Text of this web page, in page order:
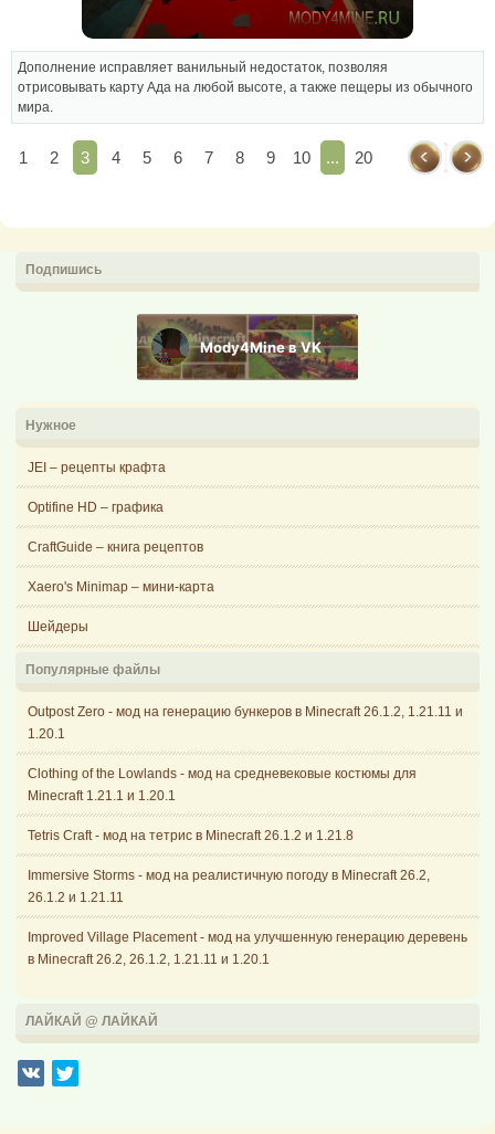
Дополнение исправляет ванильный недостаток, позволяя
отрисовывать карту Ада на любой высоте, а также пещеры из обычного
мира.
1 2 3 4 5 6 7 8 9 10 ... 20
Подпишись
Mody4Mine в VK
Нужное
JEI – рецепты крафта
Optifine HD – графика
CraftGuide – книга рецептов
Xaero's Minimap – мини-карта
Шейдеры
Популярные файлы
Outpost Zero - мод на генерацию бункеров в Minecraft 26.1.2, 1.21.11 и
1.20.1
Clothing of the Lowlands - мод на средневековые костюмы для
Minecraft 1.21.1 и 1.20.1
Tetris Craft - мод на тетрис в Minecraft 26.1.2 и 1.21.8
Immersive Storms - мод на реалистичную погоду в Minecraft 26.2,
26.1.2 и 1.21.11
Improved Village Placement - мод на улучшенную генерацию деревень
в Minecraft 26.2, 26.1.2, 1.21.11 и 1.20.1
ЛАЙКАЙ @ ЛАЙКАЙ